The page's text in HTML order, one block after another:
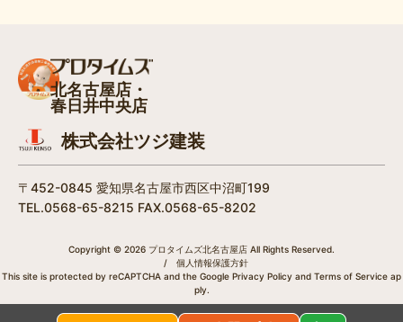
北名古屋店・
春日井中央店
株式会社ツジ建装
〒452-0845 愛知県名古屋市西区中沼町199
TEL.0568-65-8215 FAX.0568-65-8202
Copyright © 2026 プロタイムズ北名古屋店 All Rights Reserved.
/
個人情報保護方針
This site is protected by reCAPTCHA and the Google Privacy Policy and Terms of Service ap
ply.